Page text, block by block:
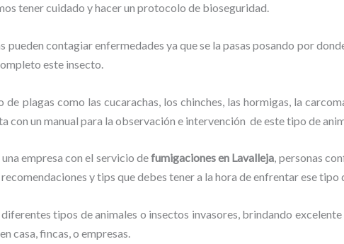
tener cuidado y hacer un protocolo de bioseguridad.
contagiar enfermedades ya que se la pasas posando por
este insecto.
plagas como las cucarachas, los chinches, las hormigas, la
con un manual para la observación e intervención de este tipo de
empresa con el servicio defumigacionesen Lavalleja, personas
y tips que debes tener a la hora de enfrentar ese tipo
tipos de animales o insectos invasores, brindando excelente
casa, fincas, o empresas.